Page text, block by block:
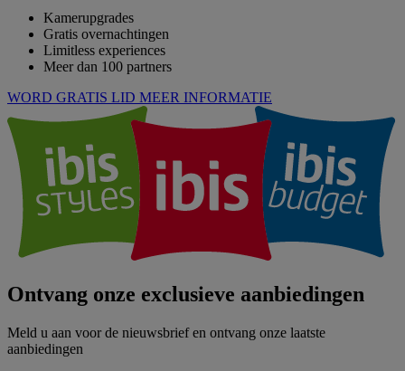
Kamerupgrades
Gratis overnachtingen
Limitless experiences
Meer dan 100 partners
WORD GRATIS LID MEER INFORMATIE
Ontvang onze exclusieve aanbiedingen
Meld u aan voor de nieuwsbrief en ontvang onze laatste
aanbiedingen